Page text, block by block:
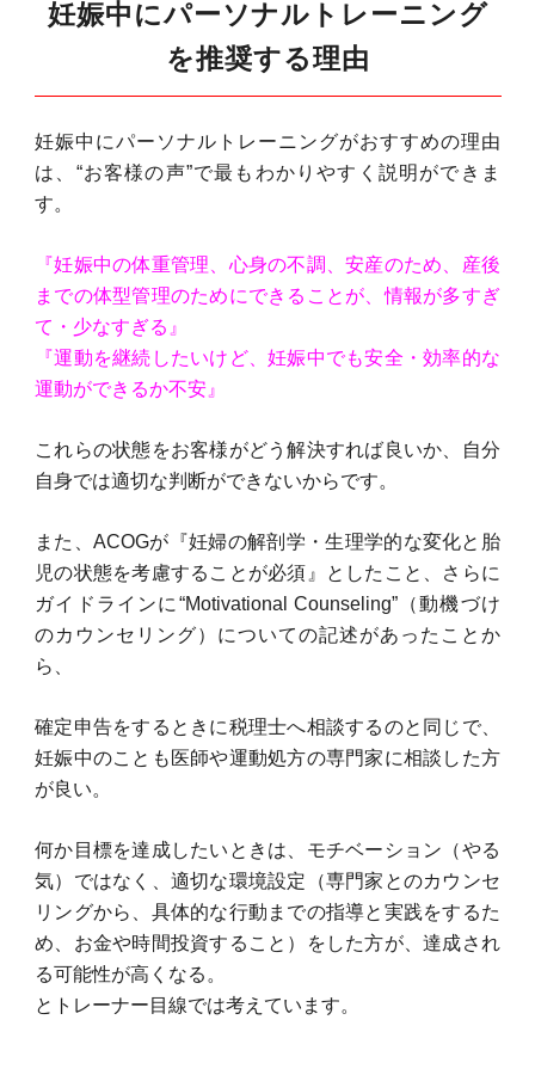
妊娠中にパーソナルトレーニング
を推奨する理由
妊娠中にパーソナルトレーニングがおすすめの理由
は、“お客様の声”で最もわかりやすく説明ができま
す。
『妊娠中の体重管理、心身の不調、安産のため、産後
までの体型管理のためにできることが、情報が多すぎ
て・少なすぎる』
『運動を継続したいけど、妊娠中でも安全・効率的な
運動ができるか不安』
これらの状態をお客様がどう解決すれば良いか、自分
自身では適切な判断ができないからです。
また、ACOGが『妊婦の解剖学・生理学的な変化と胎
児の状態を考慮することが必須』としたこと、さらに
ガイドラインに“Motivational Counseling”（動機づけ
のカウンセリング）についての記述があったことか
ら、
確定申告をするときに税理士へ相談するのと同じで、
妊娠中のことも医師や運動処方の専門家に相談した方
が良い。
何か目標を達成したいときは、モチベーション（やる
気）ではなく、適切な環境設定（専門家とのカウンセ
リングから、具体的な行動までの指導と実践をするた
め、お金や時間投資すること）をした方が、達成され
る可能性が高くなる。
とトレーナー目線では考えています。